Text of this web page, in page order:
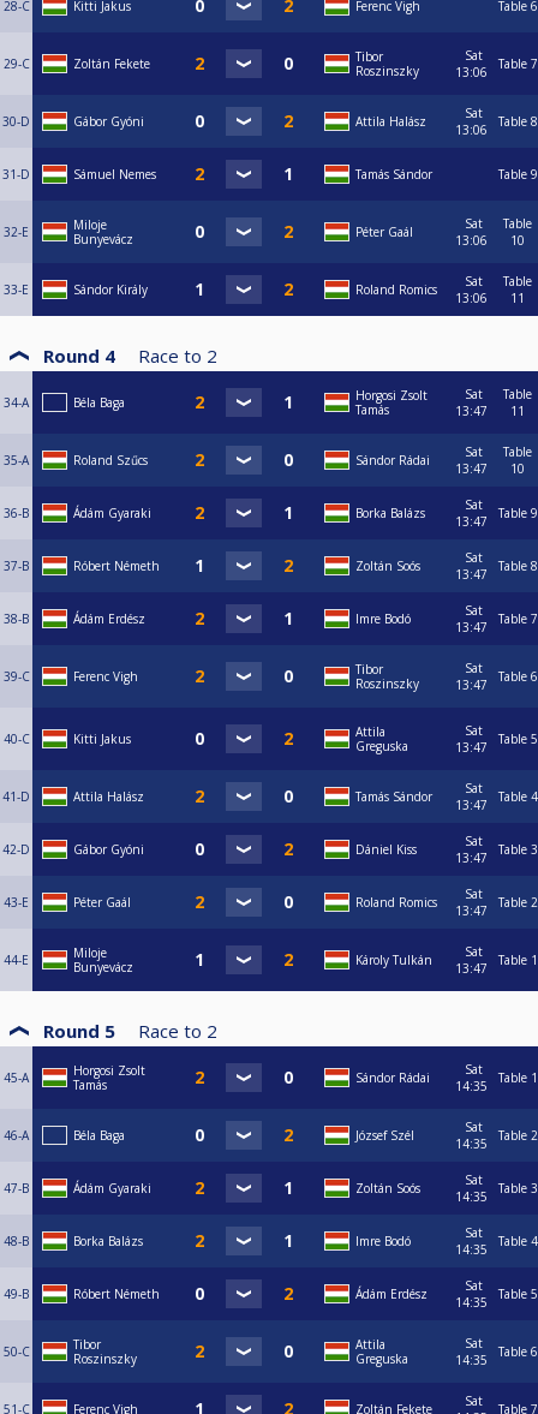
28-C Kitti Jakus Ferenc Vigh Table 6
29-C Zoltán Fekete
Tibor
Roszinszky
Sat
13:06
Table 7
30-D Gábor Gyóni Attila Halász
Sat
13:06
Table 8
31-D Sámuel Nemes Tamás Sándor Table 9
32-E
Miloje
Bunyevácz
Péter Gaál
Sat
13:06
Table
10
33-E Sándor Király Roland Romics
Sat
13:06
Table
11
Round 4 Race to 2
34-A Béla Baga
Horgosi Zsolt
Tamás
Sat
13:47
Table
11
35-A Roland Szűcs Sándor Rádai
Sat
13:47
Table
10
36-B Ádám Gyaraki Borka Balázs
Sat
13:47
Table 9
37-B Róbert Németh Zoltán Soós
Sat
13:47
Table 8
38-B Ádám Erdész Imre Bodó
Sat
13:47
Table 7
39-C Ferenc Vigh
Tibor
Roszinszky
Sat
13:47
Table 6
40-C Kitti Jakus
Attila
Greguska
Sat
13:47
Table 5
41-D Attila Halász Tamás Sándor
Sat
13:47
Table 4
42-D Gábor Gyóni Dániel Kiss
Sat
13:47
Table 3
43-E Péter Gaál Roland Romics
Sat
13:47
Table 2
44-E
Miloje
Bunyevácz
Károly Tulkán
Sat
13:47
Table 1
Round 5 Race to 2
45-A
Horgosi Zsolt
Tamás
Sándor Rádai
Sat
14:35
Table 1
46-A Béla Baga József Szél
Sat
14:35
Table 2
47-B Ádám Gyaraki Zoltán Soós
Sat
14:35
Table 3
48-B Borka Balázs Imre Bodó
Sat
14:35
Table 4
49-B Róbert Németh Ádám Erdész
Sat
14:35
Table 5
50-C
Tibor
Roszinszky
Attila
Greguska
Sat
14:35
Table 6
51-C Ferenc Vigh Zoltán Fekete
Sat
Table 7